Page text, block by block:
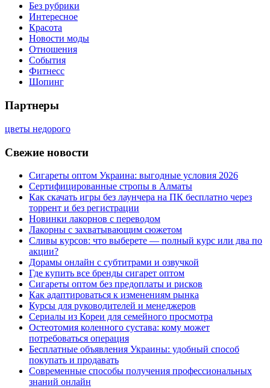
Без рубрики
Интересное
Красота
Новости моды
Отношения
События
Фитнесс
Шопинг
Партнеры
цветы недорого
Свежие новости
Сигареты оптом Украина: выгодные условия 2026
Сертифицированные стропы в Алматы
Как скачать игры без лаунчера на ПК бесплатно через
торрент и без регистрации
Новинки лакорнов с переводом
Лакорны с захватывающим сюжетом
Сливы курсов: что выберете — полный курс или два по
акции?
Дорамы онлайн с субтитрами и озвучкой
Где купить все бренды сигарет оптом
Сигареты оптом без предоплаты и рисков
Как адаптироваться к изменениям рынка
Курсы для руководителей и менеджеров
Сериалы из Кореи для семейного просмотра
Остеотомия коленного сустава: кому может
потребоваться операция
Бесплатные объявления Украины: удобный способ
покупать и продавать
Современные способы получения профессиональных
знаний онлайн